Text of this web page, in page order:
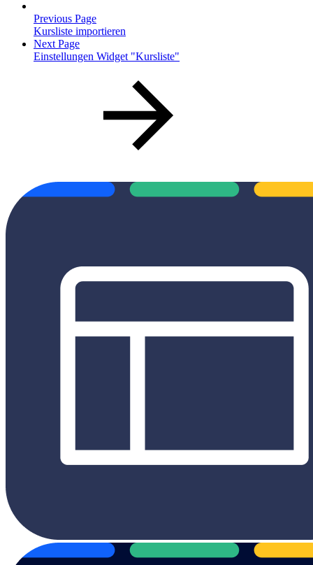
Previous Page
Kursliste importieren
Next Page
Einstellungen Widget "Kursliste"